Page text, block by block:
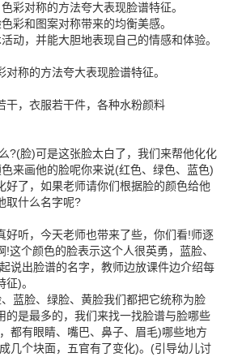
对称的方法夸大表现脸谱特征。
和图案对称带来的均衡美感。
，并能大胆地表现自己的情感和体验。
称的方法夸大表现脸谱特征。
，衣服若干件，各种水粉颜料
脸)可是这张脸太白了，我们来帮他化化
来画他的脸呢你来说(红色、绿色、蓝色)
好了，如果老师请你们根据脸的颜色给他
取什么名字呢?
听，今天老师也带来了些，你们看!师逐
这个颜色的脸表示这个人很英勇，蓝脸、
说出脸谱的名字，教师边放课件边介绍每
)。
脸、绿脸、黄脸我们都把它统称为脸
的是最多的，我们来找一找脸谱与脸哪些
都有眼睛、嘴巴、鼻子、眉毛)哪些地方
几个块面，五官有了变化)。(引导幼儿讨